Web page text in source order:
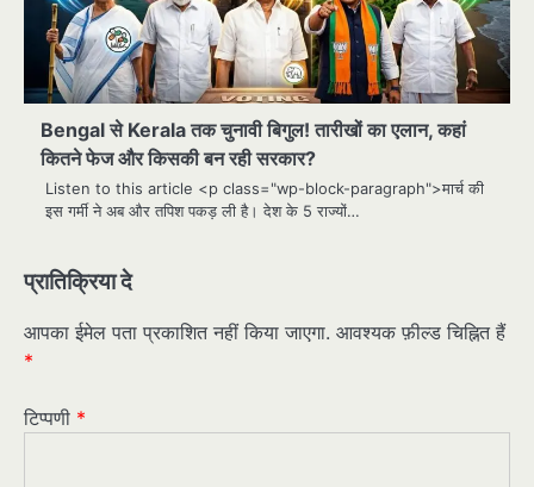
Bengal से Kerala तक चुनावी बिगुल! तारीखों का एलान, कहां
कितने फेज और किसकी बन रही सरकार?
Listen to this article <p class="wp-block-paragraph">मार्च की
इस गर्मी ने अब और तपिश पकड़ ली है। देश के 5 राज्यों…
प्रातिक्रिया दे
आपका ईमेल पता प्रकाशित नहीं किया जाएगा. आवश्यक फ़ील्ड चिह्नित हैं
*
टिप्पणी *